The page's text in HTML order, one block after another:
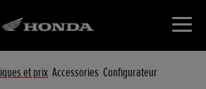
et prix Accessories Configurateur